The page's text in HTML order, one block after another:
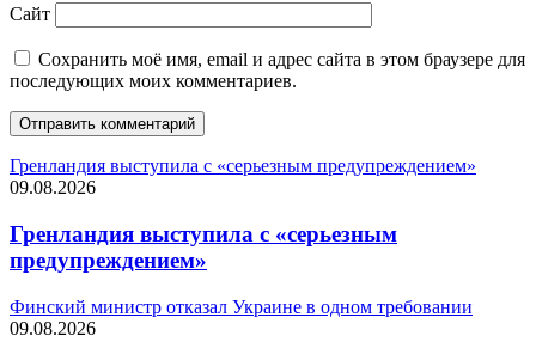
Сайт
Сохранить моё имя, email и адрес сайта в этом браузере для
последующих моих комментариев.
Гренландия выступила с «серьезным предупреждением»
09.08.2026
Гренландия выступила с «серьезным
предупреждением»
Финский министр отказал Украине в одном требовании
09.08.2026